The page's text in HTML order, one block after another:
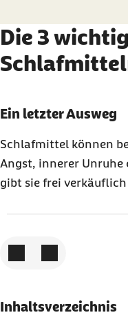
Die 3
Karussell mit 3 Elementen
Element 1 von 3
Ein letzter Ausweg
Schlafmittel können
Angst, innerer Unruhe
gibt sie frei verkäuflich
Inhaltsverzeichnis